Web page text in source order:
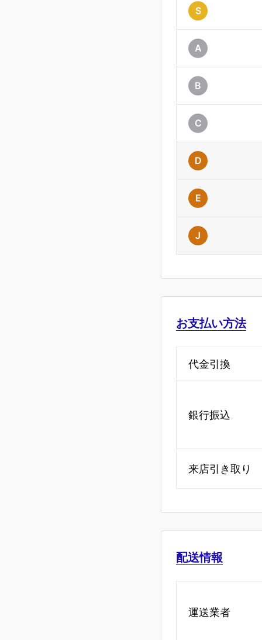
S
A
B
C
D
E
J
お支払い方法
代金引換
銀行振込
来店引き取り
配送情報
運送業者